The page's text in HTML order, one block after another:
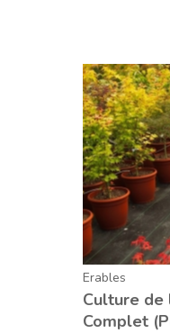
Erables
Culture de
Complet